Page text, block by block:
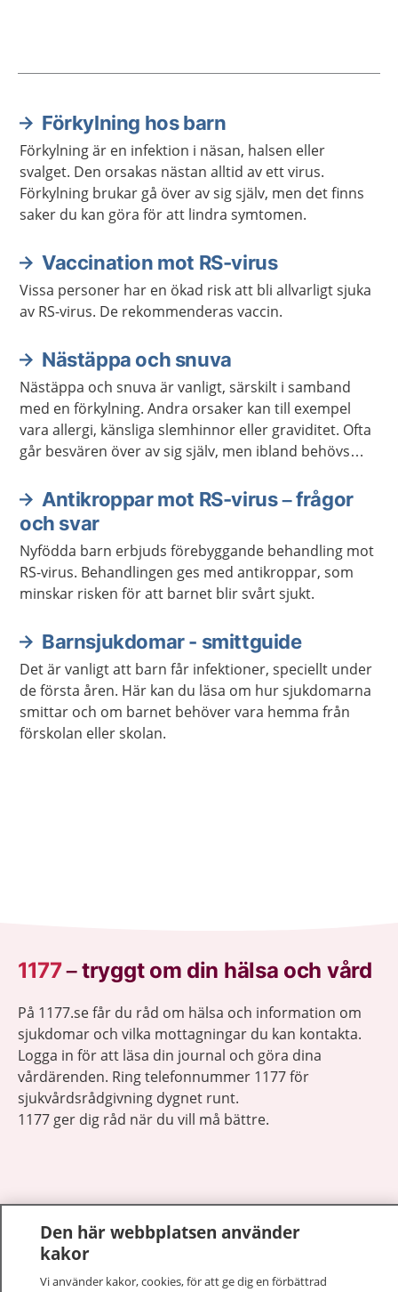
Aktuella artiklar
Förkylning hos barn
Förkylning är en infektion i näsan, halsen eller
svalget. Den orsakas nästan alltid av ett virus.
Förkylning brukar gå över av sig själv, men det finns
saker du kan göra för att lindra symtomen.
Vaccination mot RS-virus
Vissa personer har en ökad risk att bli allvarligt sjuka
av RS-virus. De rekommenderas vaccin.
Nästäppa och snuva
Nästäppa och snuva är vanligt, särskilt i samband
med en förkylning. Andra orsaker kan till exempel
vara allergi, känsliga slemhinnor eller graviditet. Ofta
går besvären över av sig själv, men ibland behövs
Antikroppar mot RS-virus – frågor
och svar
Nyfödda barn erbjuds förebyggande behandling mot
RS-virus. Behandlingen ges med antikroppar, som
minskar risken för att barnet blir svårt sjukt.
Barnsjukdomar - smittguide
Det är vanligt att barn får infektioner, speciellt under
de första åren. Här kan du läsa om hur sjukdomarna
smittar och om barnet behöver vara hemma från
förskolan eller skolan.
1177–tryggt om din hälsa och vård
På 1177.se får du råd om hälsa och information om
sjukdomar och vilka mottagningar du kan kontakta.
Logga in för att läsa din journal och göra dina
vårdärenden. Ring telefonnummer 1177 för
sjukvårdsrådgivning dygnet runt.
1177 ger dig råd när du vill må bättre.
1177 på flera språk
Om 1177
Den här webbplatsen använder
kakor
Vi använder kakor, cookies, för att ge dig en förbättrad